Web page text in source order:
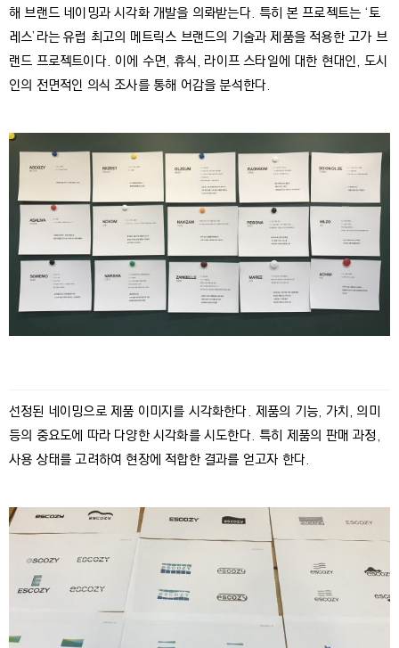
해 브랜드 네이밍과 시각화 개발을 의롸받는다. 특히 본 프로젝트는 ‘토
레스’라는 유럽 최고의 메트릭스 브랜드의 기술과 제품을 적용한 고가 브
랜드 프로젝트이다. 이에 수면, 휴식, 라이프 스타일에 대한 현대인, 도시
인의 전면적인 의식 조사를 통해 어감을 분석한다.
선정된 네이밍으로 제품 이미지를 시각화한다. 제품의 기능, 가치, 의미
등의 중요도에 따라 다양한 시각화를 시도한다. 특히 제품의 판매 과정,
사용 상태를 고려하여 현장에 적합한 결과를 얻고자 한다.